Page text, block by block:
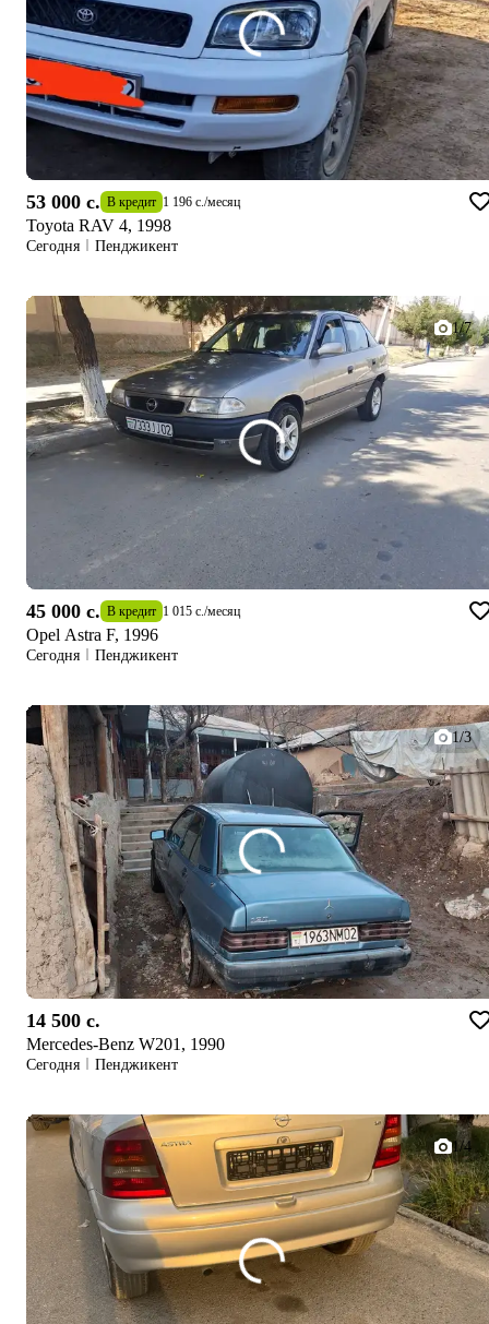
53 000 c. В кредит 1 196 c./месяц
Toyota RAV 4, 1998
Сегодня Пенджикент
1/7
45 000 c. В кредит 1 015 c. /месяц
Opel Astra F, 1996
Сегодня Пенджикент
1/3
14 500 c.
Mercedes-Benz W201, 1990
Сегодня Пенджикент
1/4